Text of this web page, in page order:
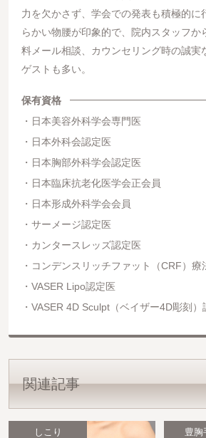
力を欠かさず、学会での発表も積極的に
らかい物腰が印象的で、院内スタッフか
料メール相談、カウンセリング時の誠実
ゲストも多い。
保有資格
日本美容外科学会専門医
日本外科会認定医
日本胸部外科学会認定医
日本臨床抗老化医学会正会員
日本形成外科学会会員
サーメージ認定医
カンタースレッズ認定医
コンデンスリッチファット（CRF）療
VASER Lipo認定医
VASER 4D Sculpt（ベイザー4D彫刻）
関連記事
しこり 豊胸